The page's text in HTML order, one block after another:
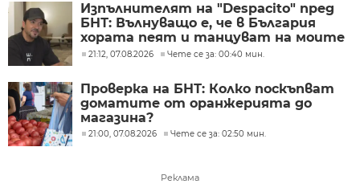
Изпълнителят на "Despacito" пред
БНТ: Вълнуващо е, че в България
хората пеят и танцуват на моите
песни
21:12, 07.08.2026 Чете се за: 00:40 мин.
Проверка на БНТ: Колко поскъпват
доматите от оранжерията до
магазина?
21:00, 07.08.2026 Чете се за: 02:50 мин.
Реклама